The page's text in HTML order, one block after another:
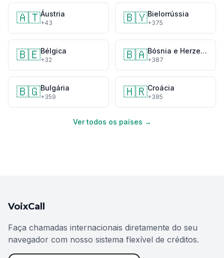
🇦🇹Áustria
+43 🇧🇾Bielorrússia
+375
🇧🇪Bélgica
+32 🇧🇦 Bósnia e Herzegovina
+387
🇧🇬Bulgária
+359 🇭🇷Croácia
+385
Ver todos os países →
VoixCall
Faça chamadas internacionais diretamente do seu
navegador com nosso sistema flexível de créditos.